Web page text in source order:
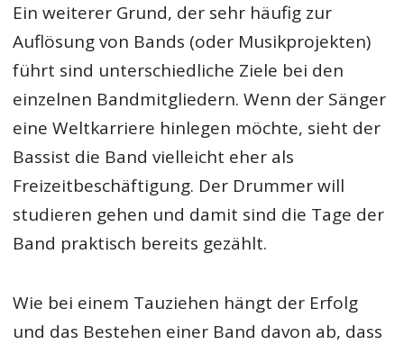
Ein weiterer Grund, der sehr häufig zur
Auflösung von Bands (oder Musikprojekten)
führt sind unterschiedliche Ziele bei den
einzelnen Bandmitgliedern. Wenn der Sänger
eine Weltkarriere hinlegen möchte, sieht der
Bassist die Band vielleicht eher als
Freizeitbeschäftigung. Der Drummer will
studieren gehen und damit sind die Tage der
Band praktisch bereits gezählt.
Wie bei einem Tauziehen hängt der Erfolg
und das Bestehen einer Band davon ab, dass